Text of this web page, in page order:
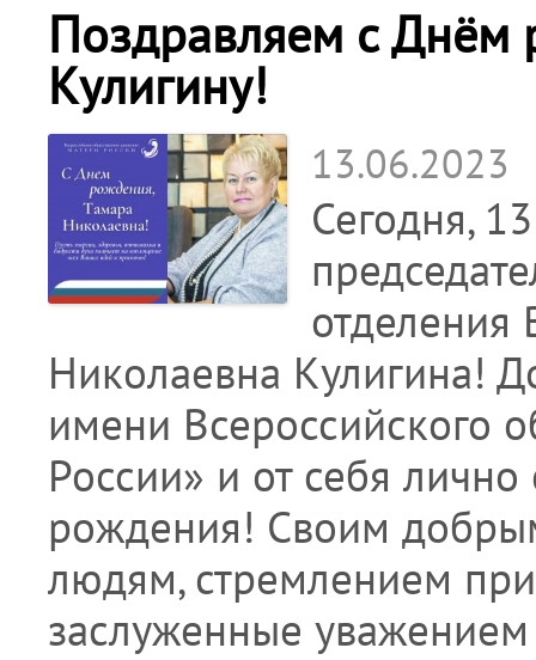
Поздравляем с Днём
Кулигину!
13.06.2023
Сегодня,
Николаевна Кулигина!
имени Всероссийского
России» и от себя
рождения! Своим
людям, стремлением
заслуженные